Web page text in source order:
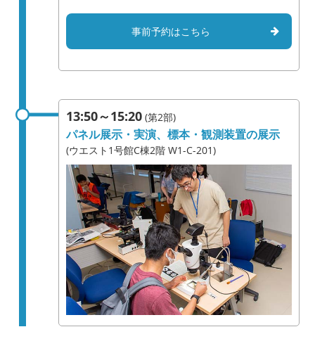
事前予約はこちら
13:50～15:20(第2部)
パネル展示・実演、標本・観測装置の展示
(ウエスト1号館C棟2階 W1-C-201)